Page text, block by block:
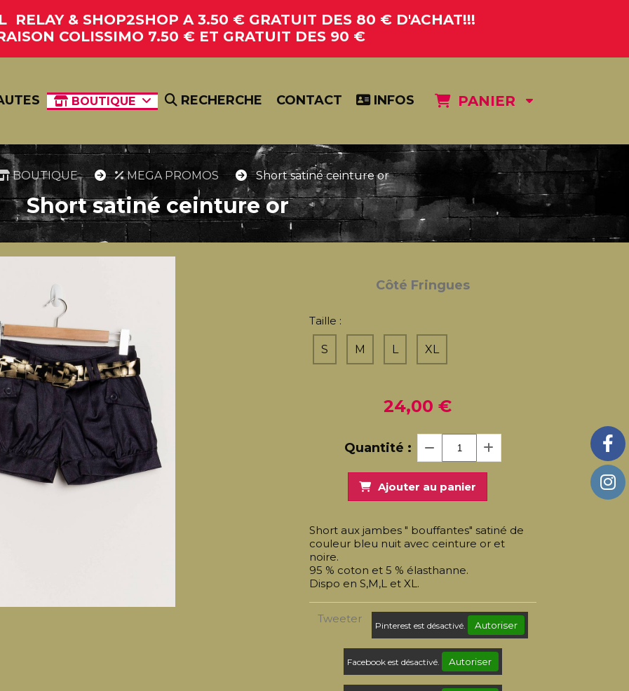
RELAY & SHOP2SHOP A 3.50 € GRATUIT DES 80 € D'ACHAT!!!
COLISSIMO 7.50 € ET GRATUIT DES 90 €
BOUTIQUE RECHERCHE CONTACT INFOS PANIER
BOUTIQUE MEGA PROMOS Short satiné ceinture or
Short satiné ceinture or
Côté Fringues
Taille :
S M L XL
24,00 €
Quantité :
Ajouter au panier
Short aux jambes " bouffantes" satiné de
couleur bleu nuit avec ceinture or et
noire.
95 % coton et 5 % élasthanne.
Dispo en S,M,L et XL.
Tweeter
Pinterest est désactivé. Autoriser
Facebook est désactivé. Autoriser